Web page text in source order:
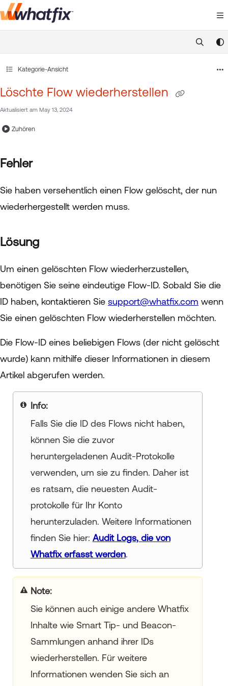
Documentation Index
https://
Kategorie-Ansicht
Löschte Flow wiederherstellen
Aktualisiert am May 13, 2024
Zuhören
Fehler
Sie haben versehentlich einen Flow gelöscht, der nun
wiederhergestellt werden muss.
Lösung
Um einen gelöschten Flow wiederherzustellen,
benötigen Sie seine eindeutige Flow-ID. Sobald Sie die
ID haben, kontaktieren Sie support@whatfix.com wenn
Sie einen gelöschten Flow wiederherstellen möchten.
Die Flow-ID eines beliebigen Flows (der nicht gelöscht
wurde) kann mithilfe dieser Informationen in diesem
Artikel abgerufen werden.
your title goes here
Falls Sie die ID des Flows nicht haben,
können Sie die zuvor
heruntergeladenen Audit-Protokolle
verwenden, um sie zu finden. Daher ist
es ratsam, die neuesten Audit-
protokolle für Ihr Konto
herunterzuladen. Weitere Informationen
finden Sie hier: Audit Logs, die von
Whatfix erfasst werden.
your title goes here
Sie können auch einige andere Whatfix
Inhalte wie Smart Tip- und Beacon-
Sammlungen anhand ihrer IDs
wiederherstellen. Für weitere
Informationen wenden Sie sich an